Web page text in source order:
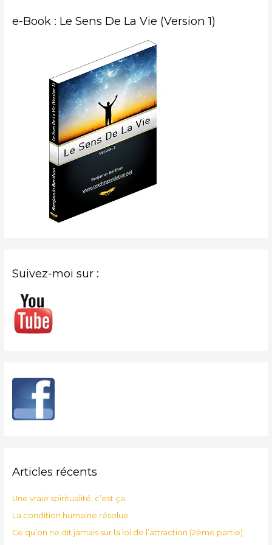
e-Book : Le Sens De La Vie (Version 1)
Suivez-moi sur :
Articles récents
Une vraie spiritualité, c’est ça…
La condition humaine résolue
Ce qu’on ne dit jamais sur la loi de l’attraction (2ème partie)